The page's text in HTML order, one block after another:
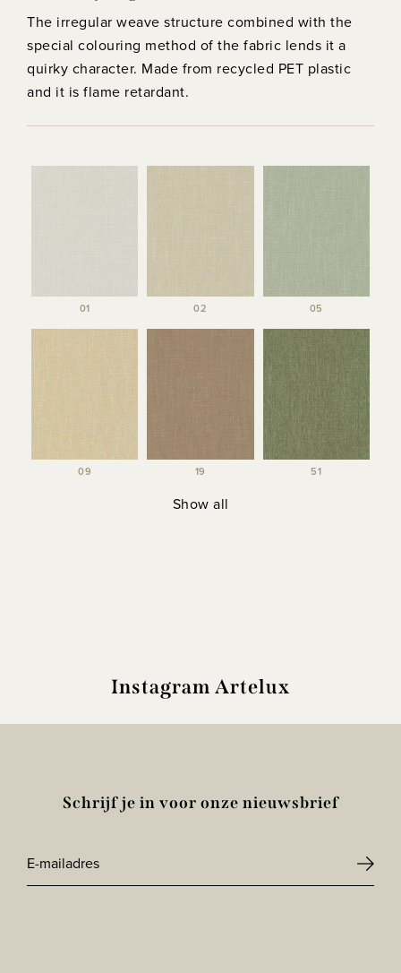
The irregular weave structure combined with the
special colouring method of the fabric lends it a
quirky character. Made from recycled PET plastic
and it is flame retardant.
01 02 05
09 19 51
Show all
Instagram Artelux
Schrijf je in voor onze nieuwsbrief
mailadres